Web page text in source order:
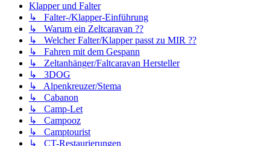
Klapper und Falter
↳ Falter-/Klapper-Einführung
↳ Warum ein Zeltcaravan ??
↳ Welcher Falter/Klapper passt zu MIR ??
↳ Fahren mit dem Gespann
↳ Zeltanhänger/Faltcaravan Hersteller
↳ 3DOG
↳ Alpenkreuzer/Stema
↳ Cabanon
↳ Camp-Let
↳ Campooz
↳ Camptourist
↳ CT-Restaurierungen